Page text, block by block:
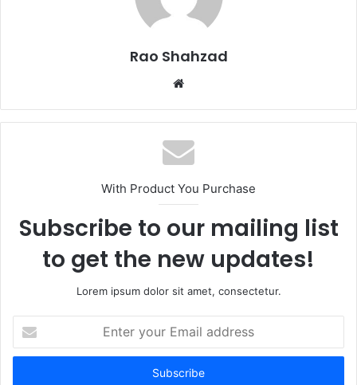
Rao Shahzad
Website
With Product You Purchase
Subscribe to our mailing list
to get the new updates!
Lorem ipsum dolor sit amet, consectetur.
your
Email